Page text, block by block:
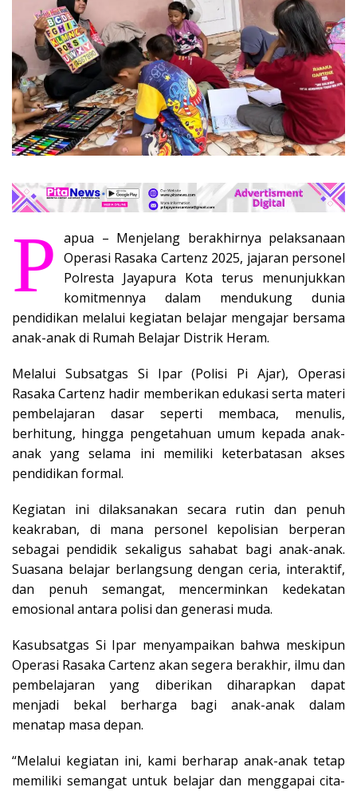
P apua – Menjelang berakhirnya pelaksanaan
Operasi Rasaka Cartenz 2025, jajaran personel
Polresta Jayapura Kota terus menunjukkan
komitmennya dalam mendukung dunia
pendidikan melalui kegiatan belajar mengajar bersama
anak-anak di Rumah Belajar Distrik Heram.
Melalui Subsatgas Si Ipar (Polisi Pi Ajar), Operasi
Rasaka Cartenz hadir memberikan edukasi serta materi
pembelajaran dasar seperti membaca, menulis,
berhitung, hingga pengetahuan umum kepada anak-
anak yang selama ini memiliki keterbatasan akses
pendidikan formal.
Kegiatan ini dilaksanakan secara rutin dan penuh
keakraban, di mana personel kepolisian berperan
sebagai pendidik sekaligus sahabat bagi anak-anak.
Suasana belajar berlangsung dengan ceria, interaktif,
dan penuh semangat, mencerminkan kedekatan
emosional antara polisi dan generasi muda.
Kasubsatgas Si Ipar menyampaikan bahwa meskipun
Operasi Rasaka Cartenz akan segera berakhir, ilmu dan
pembelajaran yang diberikan diharapkan dapat
menjadi bekal berharga bagi anak-anak dalam
menatap masa depan.
“Melalui kegiatan ini, kami berharap anak-anak tetap
memiliki semangat untuk belajar dan menggapai cita-